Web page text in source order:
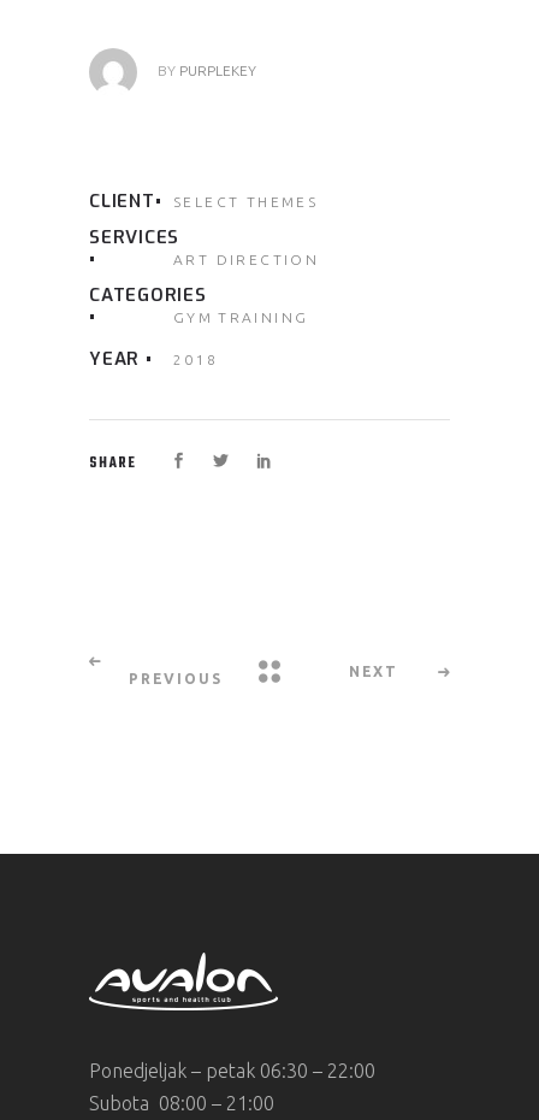
BY PURPLEKEY
CLIENT SELECT THEMES
SERVICES
ART DIRECTION
CATEGORIES
GYM TRAINING
YEAR 2018
SHARE
PREVIOUS
NEXT
Ponedjeljak – petak 06:30 – 22:00
Subota 08:00 – 21:00